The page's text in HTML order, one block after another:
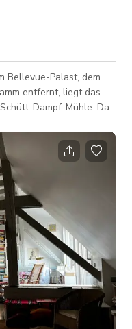
Bellevue-Palast, dem
entfernt, liegt das
Dampf-Mühle. Das
erwartet. Je
mit mobilen
und hinteren
unsere großzügige,